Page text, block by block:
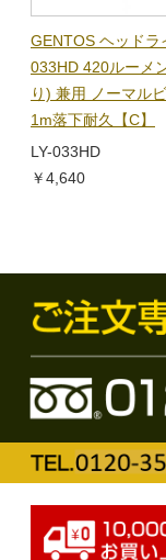
GENTOS ヘッドラ
033HD 420ルーメ
り) 兼用 ノーマル
1m落下耐久【C】
LY-033HD
￥4,640